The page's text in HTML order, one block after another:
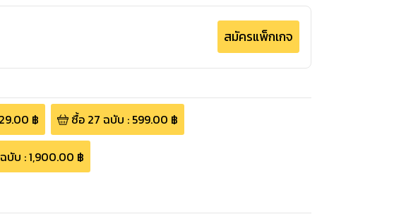
สมัครแพ็กเกจ
฿ ซื้อ 27 ฉบับ : 599.00 ฿
ฉบับ :1,900.00 ฿